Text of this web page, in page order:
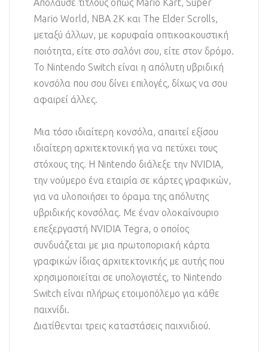
Απόλαυσε τίτλους όπως Mario Kart, Super
Mario World, NBA 2K και The Elder Scrolls,
μεταξύ άλλων, με κορυφαία οπτικοακουστική
ποιότητα, είτε στο σαλόνι σου, είτε στον δρόμο.
Το Nintendo Switch είναι η απόλυτη υβριδική
κονσόλα που σου δίνει επιλογές, δίχως να σου
αφαιρεί άλλες.
Μια τόσο ιδιαίτερη κονσόλα, απαιτεί εξίσου
ιδιαίτερη αρχιτεκτονική για να πετύχει τους
στόχους της. Η Nintendo διάλεξε την NVIDIA,
την νούμερο ένα εταιρία σε κάρτες γραφικών,
για να υλοποιήσει το όραμα της απόλυτης
υβριδικής κονσόλας. Με έναν ολοκαίνουριο
επεξεργαστή NVIDIA Tegra, ο οποίος
συνδυάζεται με μια πρωτοποριακή κάρτα
γραφικών ίδιας αρχιτεκτονικής με αυτής που
χρησιμοποιείται σε υπολογιστές, το Nintendo
Switch είναι πλήρως ετοιμοπόλεμο για κάθε
παιχνίδι.
Διατίθενται τρεις καταστάσεις παιχνιδιού.